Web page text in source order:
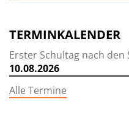
TERMINKALENDER
Erster Schultag nach
10.08.2026
Alle Termine